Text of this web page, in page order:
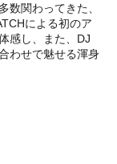
数関わってきた、
による初のア
感し、また、DJ
わせで魅せる渾身